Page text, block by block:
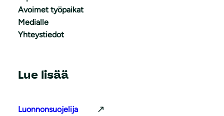
Avoimet työpaikat
Medialle
Yhteystiedot
Lue lisää
Luonnonsuojelija